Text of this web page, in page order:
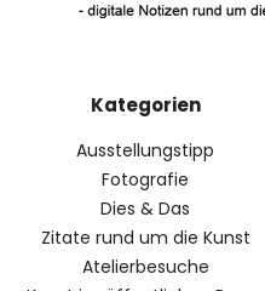
Kategorien
Ausstellungstipp
Fotografie
Dies & Das
Zitate rund um die Kunst
Atelierbesuche